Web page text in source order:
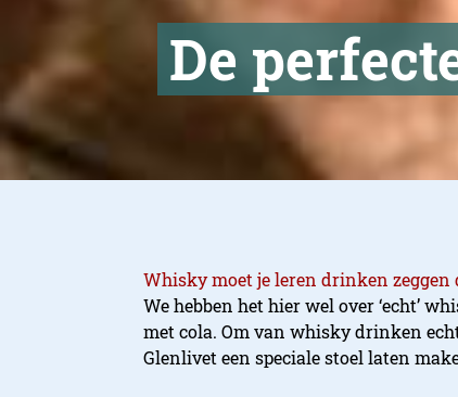
De
Whisky moet je leren drinken zeggen
We hebben het hier wel over ‘echt’
met cola. Om van whisky drinken
Glenlivet een speciale stoel laten